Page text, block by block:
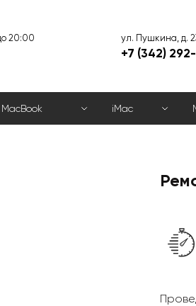
20:00
ул. Пушкина, д.
+7 (342)
MacBook iMac